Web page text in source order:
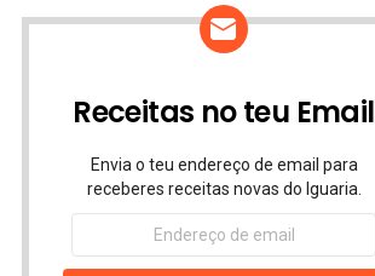
Receitas no teu Email
Envia o teu endereço de email para
receberes receitas novas do Iguaria.
Endereço
email